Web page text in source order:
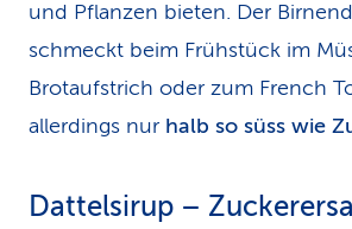
und Pflanzen bieten. Der
schmeckt beim Frühstück im
Brotaufstrich oder zum French
allerdings nur halb so süss wie
Dattelsirup –